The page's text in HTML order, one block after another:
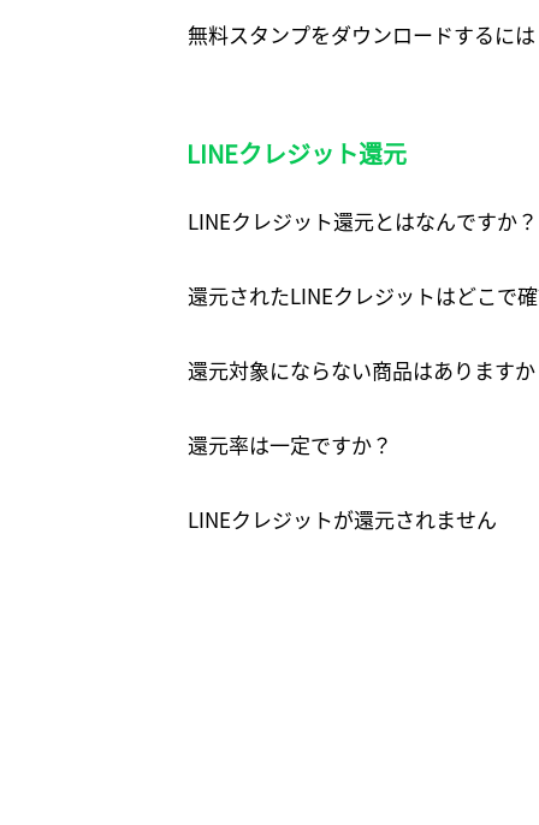
無料スタンプをダウンロードするに
LINEクレジット還元
LINEクレジット還元とはなんですか？
還元されたLINEクレジットはどこで
還元対象にならない商品はあります
還元率は一定ですか？
LINEクレジットが還元されません